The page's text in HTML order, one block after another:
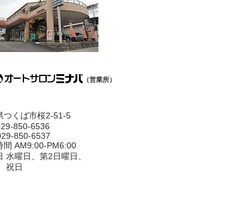
（営業所）
つくば市桜2-51-5
850-6536
850-6537
間 AM9:00-PM6:00
水曜日、第2日曜日、
日